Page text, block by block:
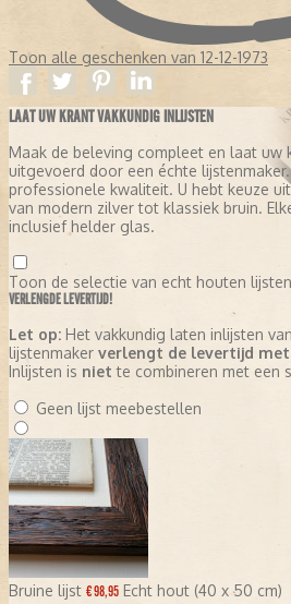
Toon alle geschenken van 12-12-1973
LAAT UW KRANT VAKKUNDIG INLIJSTEN
Maak de beleving compleet en laat uw
uitgevoerd door een échte
professionele kwaliteit. U hebt keuze
van modern zilver tot klassiek bruin.
inclusief helder glas.
Toon de selectie van echt houten
VERLENGDE LEVERTIJD!
Let op: Het vakkundig laten inlijsten
lijstenmaker verlengt de levertijd met
Inlijsten is niet te combineren met een
Geen lijst meebestellen
Bruine lijst € 98,95 Echt hout (40 x 50 cm)